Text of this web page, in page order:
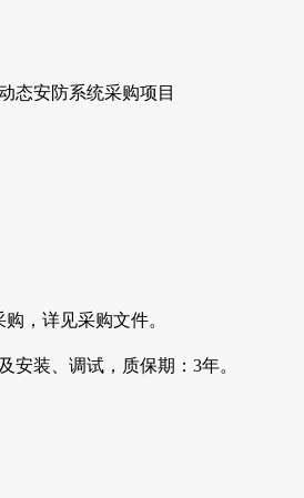
态安防系统采购项目
购，详见采购文件。
安装、调试，质保期：3年。